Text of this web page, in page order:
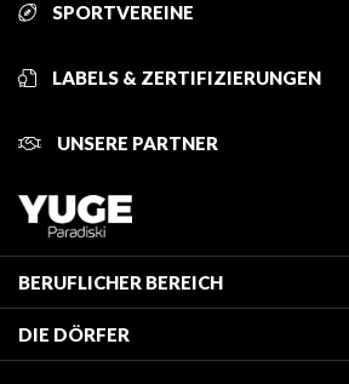
SPORTVEREINE
LABELS & ZERTIFIZIERUNGEN
UNSERE PARTNER
BERUFLICHER BEREICH
Mitglied des Fremdenverkehrsamtes werden
Klassifizierung von Möbeln
DIE DÖRFER